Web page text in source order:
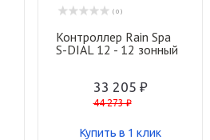
( 0 )
Контроллер Rain Spa
S-DIAL 12 - 12 зонный
33 205 ₽
44 273 ₽
Купить в 1 клик